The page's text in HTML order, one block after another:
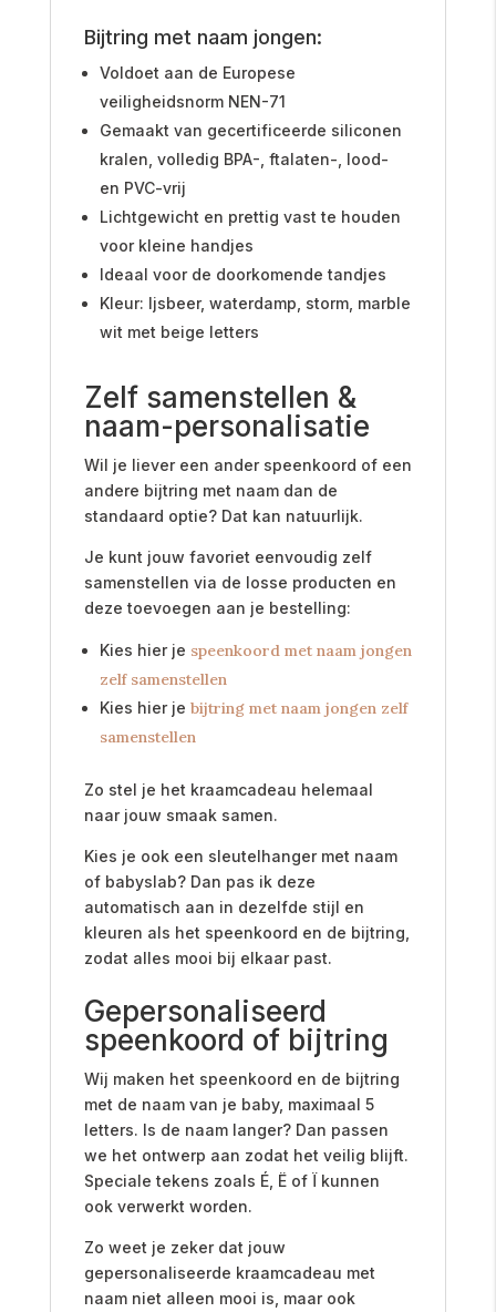
Bijtring met naam jongen:
Voldoet aan de Europese
veiligheidsnorm NEN-71
Gemaakt van gecertificeerde siliconen
kralen, volledig BPA-, ftalaten-, lood-
en PVC-vrij
Lichtgewicht en prettig vast te houden
voor kleine handjes
Ideaal voor de doorkomende tandjes
Kleur: Ijsbeer, waterdamp, storm, marble
wit met beige letters
Zelf samenstellen &
naam-personalisatie
Wil je liever een ander speenkoord of een
andere bijtring met naam dan de
standaard optie? Dat kan natuurlijk.
Je kunt jouw favoriet eenvoudig zelf
samenstellen via de losse producten en
deze toevoegen aan je bestelling:
Kies hier je speenkoord met naam jongen
zelf samenstellen
Kies hier je bijtring met naam jongen zelf
samenstellen
Zo stel je het kraamcadeau helemaal
naar jouw smaak samen.
Kies je ook een sleutelhanger met naam
of babyslab? Dan pas ik deze
automatisch aan in dezelfde stijl en
kleuren als het speenkoord en de bijtring,
zodat alles mooi bij elkaar past.
Gepersonaliseerd
speenkoord of bijtring
Wij maken het speenkoord en de bijtring
met de naam van je baby, maximaal 5
letters. Is de naam langer? Dan passen
we het ontwerp aan zodat het veilig blijft.
Speciale tekens zoals É, Ë of Ï kunnen
ook verwerkt worden.
Zo weet je zeker dat jouw
gepersonaliseerde kraamcadeau met
naam niet alleen mooi is, maar ook